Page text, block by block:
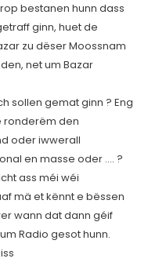
bestanen hunn dass
ginn, huet de
zu dëser Moossnam
net um Bazar
sollen gemat ginn ? Eng
ronderëm den
oder iwwerall
en masse oder …. ?
ass méi wéi
mä et kënnt e bëssen
wann dat dann géif
Radio gesot hunn.